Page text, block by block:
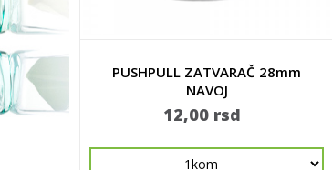
PUSHPULL ZATVARAČ 28mm
NAVOJ
12,00 rsd